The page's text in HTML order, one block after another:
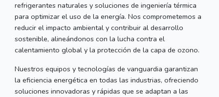
refrigerantes naturales y soluciones de ingeniería térmica
para optimizar el uso de la energía. Nos comprometemos a
reducir el impacto ambiental y contribuir al desarrollo
sostenible, alineándonos con la lucha contra el
calentamiento global y la protección de la capa de ozono.
Nuestros equipos y tecnologías de vanguardia garantizan
la eficiencia energética en todas las industrias, ofreciendo
soluciones innovadoras y rápidas que se adaptan a las